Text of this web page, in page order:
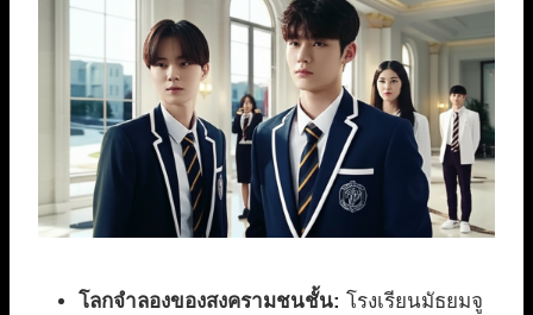
โลกจำลองของสงครามชนชั้น: โรงเรียนมัธยมจู